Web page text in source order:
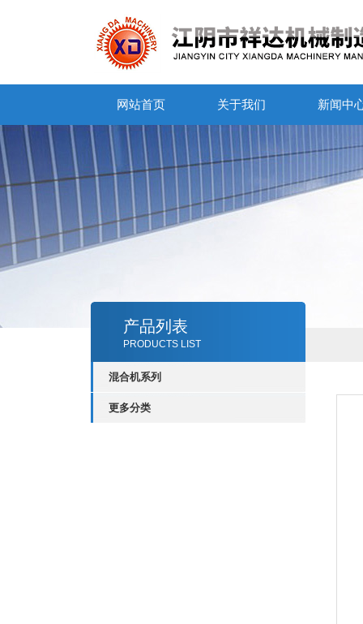
网站首页 关于我们 新闻中
产品列表
PRODUCTS LIST
混合机系列
更多分类